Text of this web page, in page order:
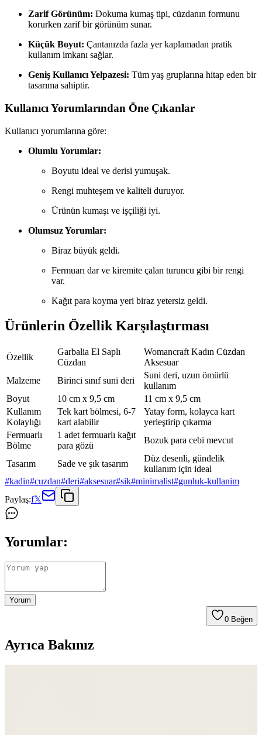
Zarif Görünüm: Dokuma kumaş tipi, cüzdanın formunu
korurken zarif bir görünüm sunar.
Küçük Boyut: Çantanızda fazla yer kaplamadan pratik
kullanım imkanı sağlar.
Geniş Kullanıcı Yelpazesi: Tüm yaş gruplarına hitap eden bir
tasarıma sahiptir.
Kullanıcı Yorumlarından Öne Çıkanlar
Kullanıcı yorumlarına göre:
Olumlu Yorumlar:
Boyutu ideal ve derisi yumuşak.
Rengi muhteşem ve kaliteli duruyor.
Ürünün kumaşı ve işçiliği iyi.
Olumsuz Yorumlar:
Biraz büyük geldi.
Fermuarı dar ve kiremite çalan turuncu gibi bir rengi
var.
Kağıt para koyma yeri biraz yetersiz geldi.
Ürünlerin Özellik Karşılaştırması
Özellik
Garbalia El Saplı
Cüzdan
Womancraft Kadın Cüzdan
Aksesuar
Malzeme
Birinci sınıf suni deri
Suni deri, uzun ömürlü
kullanım
Boyut
10 cm x 9,5 cm
11 cm x 9,5 cm
Kullanım
Kolaylığı
Tek kart bölmesi, 6-7
kart alabilir
Yatay form, kolayca kart
yerleştirip çıkarma
Fermuarlı
Bölme
1 adet fermuarlı kağıt
para gözü
Bozuk para cebi mevcut
Tasarım Sade ve şık tasarım
Düz desenli, gündelik
kullanım için ideal
#kadin#cuzdan#deri#aksesuar#sik#minimalist#gunluk-kullanim
Paylaş:f𝕏
Yorumlar:
Yorum
0 Beğen
Ayrıca Bakınız